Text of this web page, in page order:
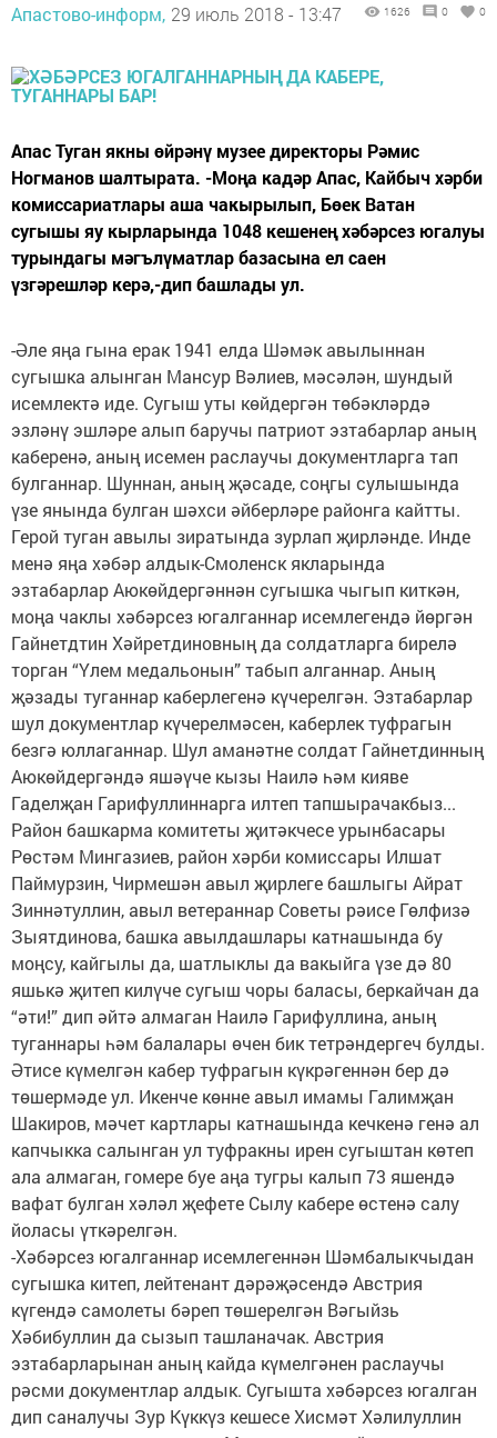
Апастово-информ, 29 июль 2018 - 13:47 1626 0 0
Апас Туган якны өйрәнү музее директоры Рәмис
Ногманов шалтырата. -Моңа кадәр Апас, Кайбыч хәрби
комиссариатлары аша чакырылып, Бөек Ватан
сугышы яу кырларында 1048 кешенең хәбәрсез югалуы
турындагы мәгълүматлар базасына ел саен
үзгәрешләр керә,-дип башлады ул.
-Әле яңа гына ерак 1941 елда Шәмәк авылыннан
сугышка алынган Мансур Вәлиев, мәсәлән, шундый
исемлектә иде. Сугыш уты көйдергән төбәкләрдә
эзләнү эшләре алып баручы патриот эзтабарлар аның
каберенә, аның исемен раслаучы документларга тап
булганнар. Шуннан, аның җәсаде, соңгы сулышында
үзе янында булган шәхси әйберләре районга кайтты.
Герой туган авылы зиратында зурлап җирләнде. Инде
менә яңа хәбәр алдык-Смоленск якларында
эзтабарлар Аюкөйдергәннән сугышка чыгып киткән,
моңа чаклы хәбәрсез югалганнар исемлегендә йөргән
Гайнетдтин Хәйретдиновның да солдатларга бирелә
торган “Үлем медальонын” табып алганнар. Аның
җәзады туганнар каберлегенә күчерелгән. Эзтабарлар
шул документлар күчерелмәсен, каберлек туфрагын
безгә юллаганнар. Шул аманәтне солдат Гайнетдинның
Аюкөйдергәндә яшәүче кызы Наилә һәм кияве
Гаделҗан Гарифуллиннарга илтеп тапшырачакбыз...
Район башкарма комитеты җитәкчесе урынбасары
Рөстәм Мингазиев, район хәрби комиссары Илшат
Паймурзин, Чирмешән авыл җирлеге башлыгы Айрат
Зиннәтуллин, авыл ветераннар Советы рәисе Гөлфизә
Зыятдинова, башка авылдашлары катнашында бу
моңсу, кайгылы да, шатлыклы да вакыйга үзе дә 80
яшькә җитеп килүче сугыш чоры баласы, беркайчан да
“әти!” дип әйтә алмаган Наилә Гарифуллина, аның
туганнары һәм балалары өчен бик тетрәндергеч булды.
Әтисе күмелгән кабер туфрагын күкрәгеннән бер дә
төшермәде ул. Икенче көнне авыл имамы Галимҗан
Шакиров, мәчет картлары катнашында кечкенә генә ал
капчыкка салынган ул туфракны ирен сугыштан көтеп
ала алмаган, гомере буе аңа тугры калып 73 яшендә
вафат булган хәләл җефете Сылу кабере өстенә салу
йоласы үткәрелгән.
-Хәбәрсез югалганнар исемлегеннән Шәмбалыкчыдан
сугышка китеп, лейтенант дәрәҗәсендә Австрия
күгендә самолеты бәреп төшерелгән Вәгыйзь
Хәбибуллин да сызып ташланачак. Австрия
эзтабарларынан аның кайда күмелгәнен раслаучы
рәсми документлар алдык. Сугышта хәбәрсез югалган
дип саналучы Зур Күккүз кешесе Хисмәт Хәлилуллин